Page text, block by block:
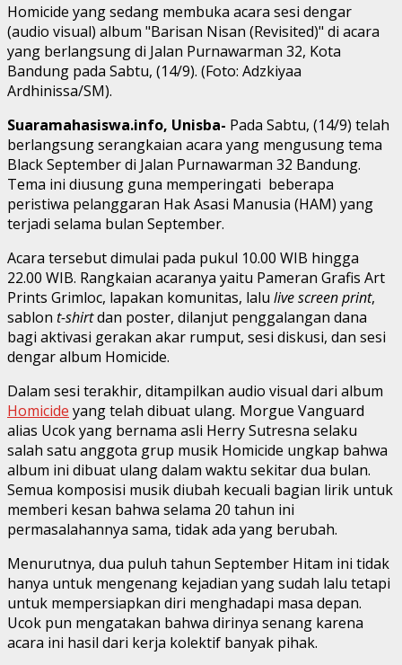
Homicide yang sedang membuka acara sesi dengar
(audio visual) album "Barisan Nisan (Revisited)" di acara
yang berlangsung di Jalan Purnawarman 32, Kota
Bandung pada Sabtu, (14/9). (Foto: Adzkiyaa
Ardhinissa/SM).
Suaramahasiswa.info, Unisba- Pada Sabtu, (14/9) telah
berlangsung serangkaian acara yang mengusung tema
Black September di Jalan Purnawarman 32 Bandung.
Tema ini diusung guna memperingati beberapa
peristiwa pelanggaran Hak Asasi Manusia (HAM) yang
terjadi selama bulan September.
Acara tersebut dimulai pada pukul 10.00 WIB hingga
22.00 WIB. Rangkaian acaranya yaitu Pameran Grafis Art
Prints Grimloc, lapakan komunitas, lalu live screen print,
sablon t-shirtdan poster, dilanjut penggalangan dana
bagi aktivasi gerakan akar rumput, sesi diskusi, dan sesi
dengar album Homicide.
Dalam sesi terakhir, ditampilkan audio visual dari album
Homicide yang telah dibuat ulang. Morgue Vanguard
alias Ucok yang bernama asli Herry Sutresna selaku
salah satu anggota grup musik Homicide ungkap bahwa
album ini dibuat ulang dalam waktu sekitar dua bulan.
Semua komposisi musik diubah kecuali bagian lirik untuk
memberi kesan bahwa selama 20 tahun ini
permasalahannya sama, tidak ada yang berubah.
Menurutnya, dua puluh tahun September Hitam ini tidak
hanya untuk mengenang kejadian yang sudah lalu tetapi
untuk mempersiapkan diri menghadapi masa depan.
Ucok pun mengatakan bahwa dirinya senang karena
acara ini hasil dari kerja kolektif banyak pihak.